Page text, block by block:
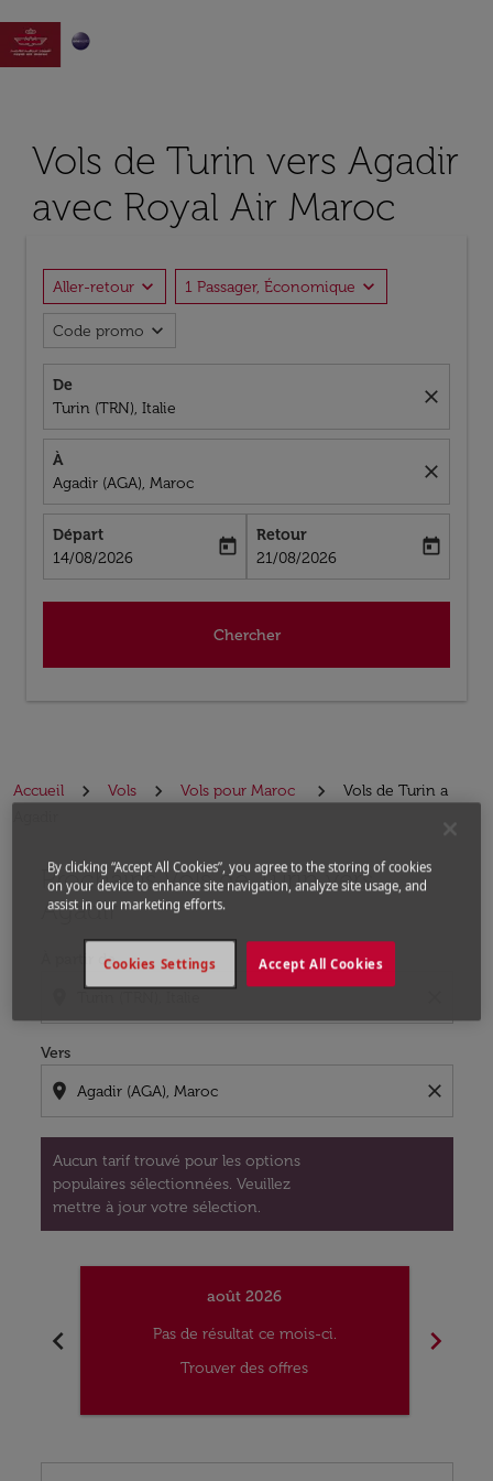

Vols de Turin vers Agadir
avec Royal Air Maroc
Aller-retour expand_more 1 Passager, Économique expand_more
Code promo expand_more
De
Turin (TRN), Italie
close
À
Agadir (AGA), Maroc
close
Départ
fc-booking-departure-date-aria-label
14/08/2026
today
Retour
fc-booking-return-date-aria-label
21/08/2026
today
Chercher
Accueil Vols Vols pour Maroc
Vols de Turin a
Prochains Vols de Turin vers
Agadir
À partir de
Vers
location_on close
Aucun tarif trouvé pour les options
populaires sélectionnées. Veuillez
mettre à jour votre sélection.
Aucun tarif trouvé pour les options populaires
chevron_left
août 2026
Pas de résultat ce mois-ci.
Trouver des offres
chevron_right
By clicking “Accept All Cookies”, you agree to the storing of cookies
on your device to enhance site navigation, analyze site usage, and
assist in our marketing efforts.
Accept All Cookies
Cookies Settings